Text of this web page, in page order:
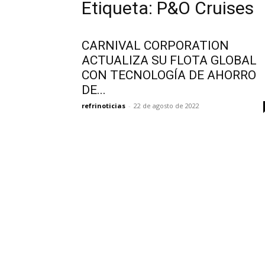
Etiqueta: P&O Cruises
CARNIVAL CORPORATION
ACTUALIZA SU FLOTA GLOBAL
CON TECNOLOGÍA DE AHORRO
DE...
refrinoticias - 22 de agosto de 2022